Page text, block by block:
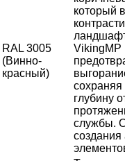
RAL 3005
(Винно-
красный)
который
VikingMP
глубину
службы.
создания